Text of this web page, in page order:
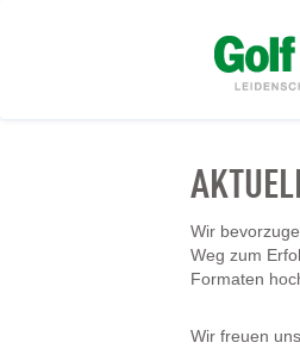
Wir
Weg zum
Formaten
Wir freuen